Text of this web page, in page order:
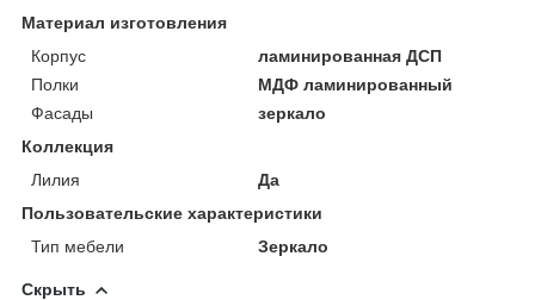
Материал изготовления
Корпус
ламинированная ДСП
Полки
МДФ ламинированный
Фасады
зеркало
Коллекция
Лилия
Да
Пользовательские характеристики
Тип мебели
Зеркало
Скрыть